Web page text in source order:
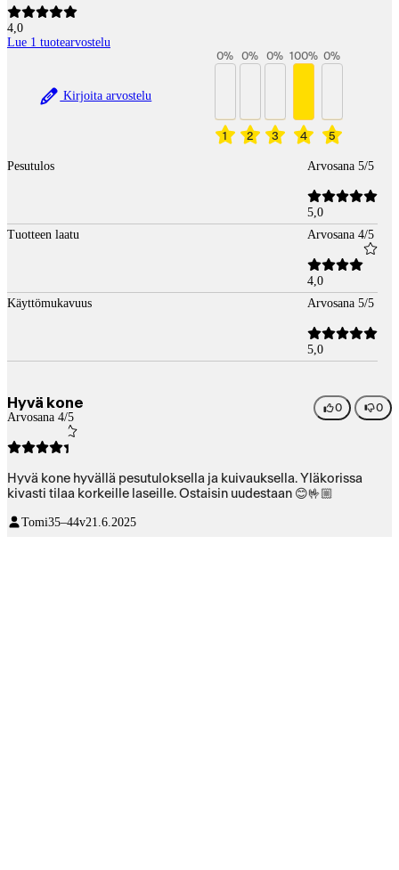
4,0
Lue 1 tuotearvostelu
Kirjoita arvostelu
1
0%
2
0%
3
0%
4
100%
5
0%
Pesutulos Arvosana 5/5
5,0
Tuotteen laatu
Arvosana 4/5
4,0
Käyttömukavuus
Arvosana 5/5
5,0
Hyvä kone
Arvosana 4/5
0 0
Hyvä kone hyvällä pesutuloksella ja kuivauksella. Yläkorissa
kivasti tilaa korkeille laseille. Ostaisin uudestaan 😊🤟🏼
Tomi35–44v21.6.2025